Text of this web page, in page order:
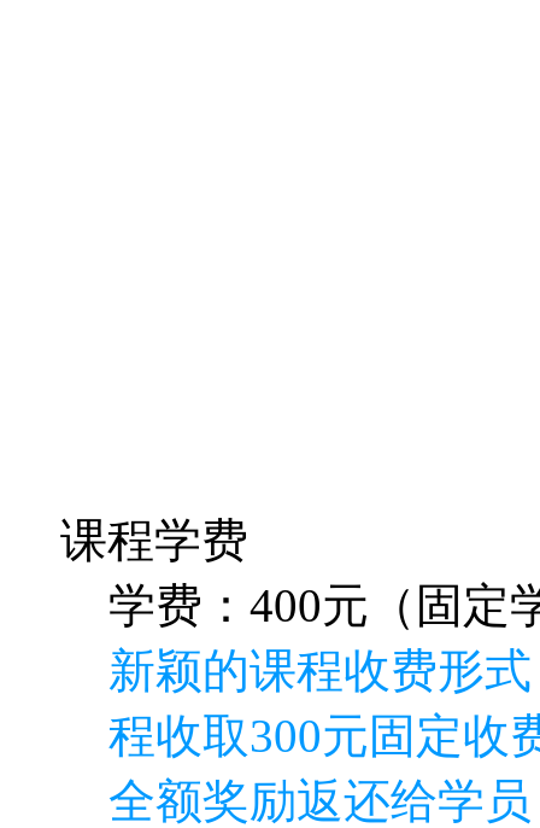
课程学费
学费：400元（固定
新颖的课程收费形
程收取300元固定收
全额奖励返还给学